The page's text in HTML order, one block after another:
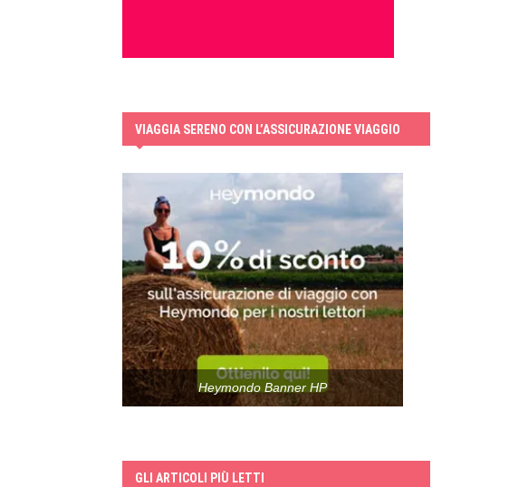
VIAGGIA SERENO CON L’ASSICURAZIONE VIAGGIO
Heymondo Banner HP
GLI ARTICOLI PIÙ LETTI